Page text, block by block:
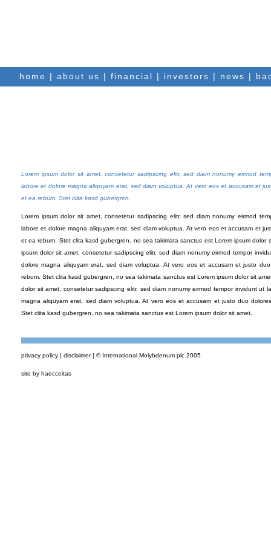
Lorem ipsum dolor sit amet, consetetur sadipscing elitr, sed diam nonumy eirmod
labore et dolore magna aliquyam erat, sed diam voluptua. At vero eos et accusam et
et ea rebum. Stet clita kasd gubergren.
Lorem ipsum dolor sit amet, consetetur sadipscing elitr, sed diam nonumy eirmod
labore et dolore magna aliquyam erat, sed diam voluptua. At vero eos et accusam et
et ea rebum. Stet clita kasd gubergren, no sea takimata sanctus est Lorem ipsum dolor
ipsum dolor sit amet, consetetur sadipscing elitr, sed diam nonumy eirmod tempor
dolore magna aliquyam erat, sed diam voluptua. At vero eos et accusam et justo
rebum. Stet clita kasd gubergren, no sea takimata sanctus est Lorem ipsum dolor sit
dolor sit amet, consetetur sadipscing elitr, sed diam nonumy eirmod tempor invidunt ut
magna aliquyam erat, sed diam voluptua. At vero eos et accusam et justo duo
Stet clita kasd gubergren, no sea takimata sanctus est Lorem ipsum dolor sit amet.
privacy policy | disclaimer| © International Molybdenum plc 2005
site by haecceitas
home | about us | financial | investors | news |